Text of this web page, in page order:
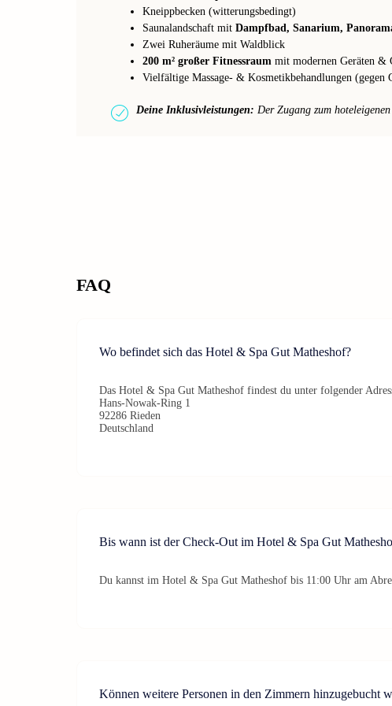
Kneippbecken (witterungsbedingt)
Saunalandschaft mit Dampfbad, Sanarium,
Zwei Ruheräume mit Waldblick
200 m² großer Fitnessraum mit modernen Geräten &
Vielfältige Massage- & Kosmetikbehandlungen (gegen
Deine Inklusivleistungen: Der Zugang zum
FAQ
Wo befindet sich das Hotel & Spa Gut Matheshof?
Das Hotel & Spa Gut Matheshof findest du unter folgender
Hans-Nowak-Ring 1
92286 Rieden
Deutschland
Bis wann ist der Check-Out im Hotel & Spa Gut
Du kannst im Hotel & Spa Gut Matheshof bis 11:00 Uhr am
Können weitere Personen in den Zimmern hinzugebucht